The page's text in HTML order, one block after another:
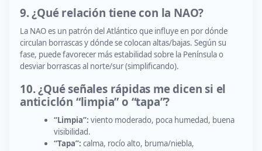
9. ¿Qué relación tiene con la NAO?
La NAO es un patrón del Atlántico que influye en por dónde
circulan borrascas y dónde se colocan altas/bajas. Según su
fase, puede favorecer más estabilidad sobre la Península o
desviar borrascas al norte/sur (simplificando).
10. ¿Qué señales rápidas me dicen si el
anticiclón “limpia” o “tapa”?
“Limpia”: viento moderado, poca humedad, buena
visibilidad.
“Tapa”: calma, rocío alto, bruma/niebla,